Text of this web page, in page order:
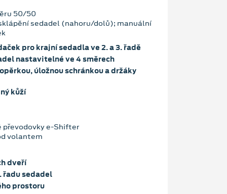
50/50
sedadel (nahoru/dolů); manuální
pro krajní sedadla ve 2. a 3. řadě
nastavitelné ve 4 směrech
úložnou schránkou a držáky
kůží
e-Shifter
volantem
dveří
řadu sedadel
prostoru